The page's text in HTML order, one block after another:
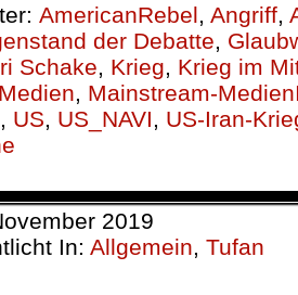
AmericanRebel Angriff
der Debatte
Schake Krieg
Krieg im
Mainstream-
US US_NAVI
US-Iran-
2019
In: Allgemein Tufan